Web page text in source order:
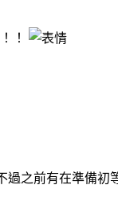
！
之前有在準備